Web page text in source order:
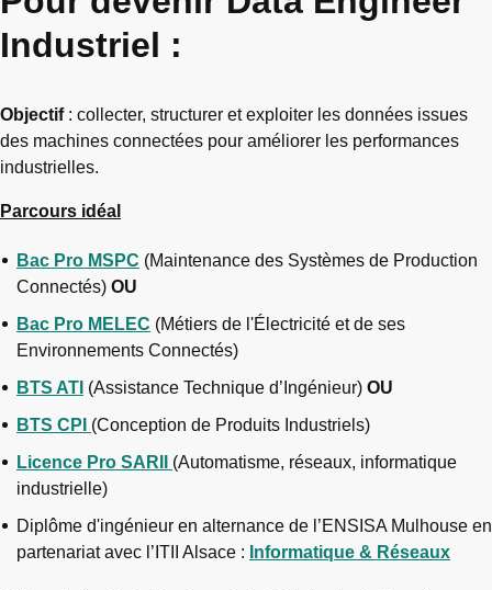
Industriel :
Objectif: collecter, structurer et exploiter les données issues
des machines connectées pour améliorer les performances
industrielles.
Parcours idéal
Bac Pro MSPC (Maintenance des Systèmes de Production
Connectés) OU
Bac Pro MELEC (Métiers de l'Électricité et de ses
Environnements Connectés)
BTS ATI (Assistance Technique d’Ingénieur) OU
BTS CPI (Conception de Produits Industriels)
Licence Pro SARII (Automatisme, réseaux, informatique
industrielle)
Diplôme d'ingénieur en alternance de l’ENSISA Mulhouse en
partenariat avec l’ITII Alsace : Informatique & Réseaux